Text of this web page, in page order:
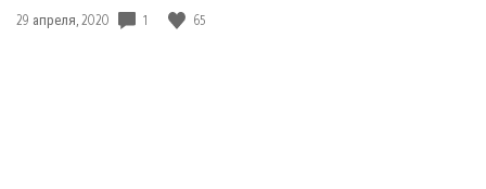
Дата
29 апреля, 2020 1 65